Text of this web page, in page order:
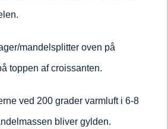
mandelsplitter oven på
toppen af croissanten.
ved 200 grader varmluft i 6-8
bliver gylden.